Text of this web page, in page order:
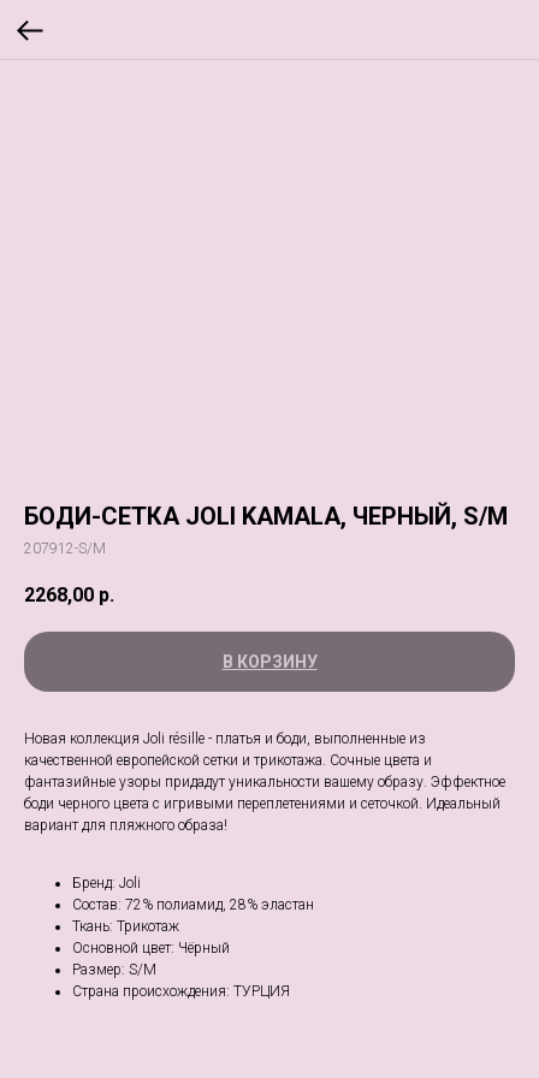
БОДИ-СЕТКА JOLI KAMALA, ЧЕРНЫЙ, S/M
207912-S/M
2268,00 р.
В КОРЗИНУ
Новая коллекция Joli résille - платья и боди, выполненные из
качественной европейской сетки и трикотажа. Сочные цвета и
фантазийные узоры придадут уникальности вашему образу. Эффектное
боди черного цвета с игривыми переплетениями и сеточкой. Идеальный
вариант для пляжного образа!
Бренд: Joli
Состав: 72% полиамид, 28% эластан
Ткань: Трикотаж
Основной цвет: Чёрный
Размер: S/M
Страна происхождения: ТУРЦИЯ